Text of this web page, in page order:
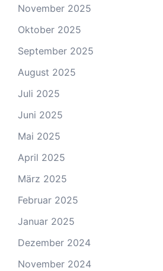
November 2025
Oktober 2025
September 2025
August 2025
Juli 2025
Juni 2025
Mai 2025
April 2025
März 2025
Februar 2025
Januar 2025
Dezember 2024
November 2024